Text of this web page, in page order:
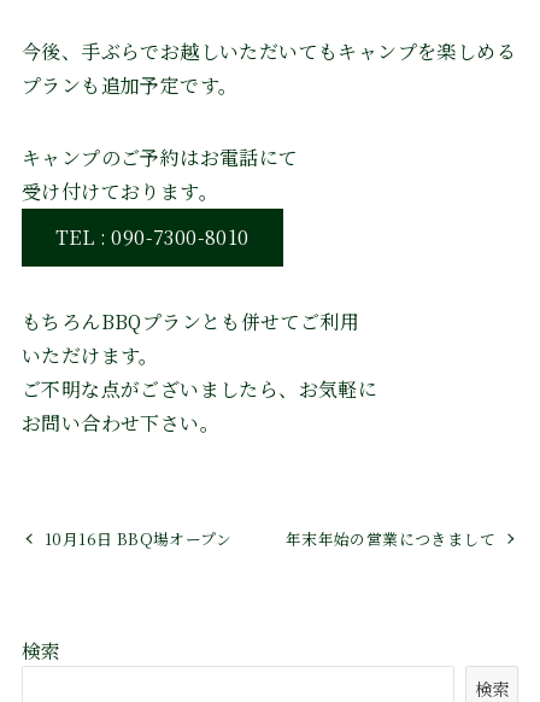
今後、手ぶらでお越しいただいてもキャンプを楽しめる
プランも追加予定です。
キャンプのご予約はお電話にて
受け付けております。
TEL : 090-7300-8010
もちろんBBQプランとも併せてご利用
いただけます。
ご不明な点がございましたら、お気軽に
お問い合わせ下さい。
10月16日 BBQ場オープン 年末年始の営業につきまして
検索
検索